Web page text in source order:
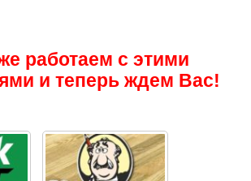
работаем с этими
и теперь ждем Вас!